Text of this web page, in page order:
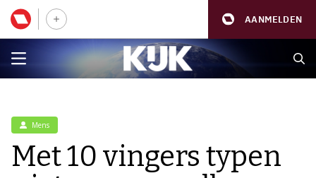
AANMELDEN
Mens
Met 10 vingers typen